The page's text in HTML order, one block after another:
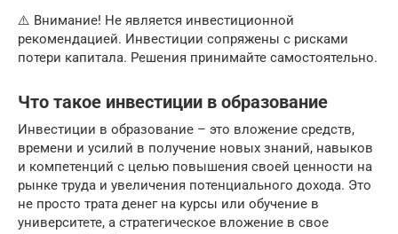
⚠️ Внимание! Не является инвестиционной
рекомендацией. Инвестиции сопряжены с рисками
потери капитала. Решения принимайте самостоятельно.
Что такое инвестиции в образование
Инвестиции в образование – это вложение средств,
времени и усилий в получение новых знаний, навыков
и компетенций с целью повышения своей ценности на
рынке труда и увеличения потенциального дохода. Это
не просто трата денег на курсы или обучение в
университете, а стратегическое вложение в свое